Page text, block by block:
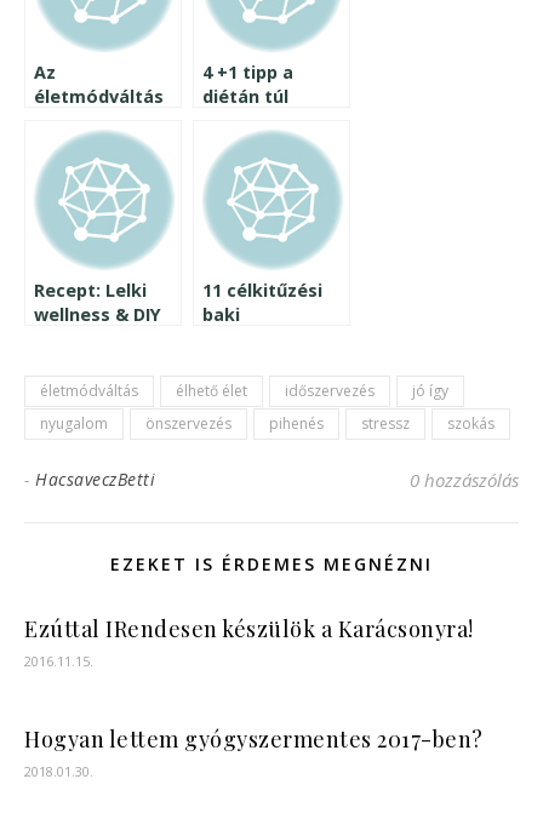
Az
életmódváltás
szokások
kialakítása
4 +1 tipp a
diétán túl
Recept: Lelki
wellness & DIY
11 célkitűzési
baki
életmódváltás élhető élet időszervezés
jó így
nyugalom
önszervezés pihenés stressz szokás
- HacsaveczBetti 0 hozzászólás
EZEKET IS ÉRDEMES MEGNÉZNI
Ezúttal IRendesen készülök a Karácsonyra!
2016.11.15.
Hogyan lettem gyógyszermentes 2017-ben?
2018.01.30.